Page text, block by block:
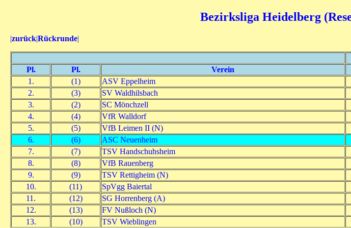
Bezirksliga Heidelberg
|zurück|Rückrunde|
Pl.
Pl. Verein
1.
(1) ASV Eppelheim
2.
(3) SV Waldhilsbach
3.
(2) SC Mönchzell
4.
(4) VfR Walldorf
5.
(5) VfB Leimen II (N)
6.
(6) ASC Neuenheim
7.
(7) TSV Handschuhsheim
8.
(8) VfB Rauenberg
9.
(9) TSV Rettigheim (N)
10.
(11) SpVgg Baiertal
11.
(12) SG Horrenberg (A)
12.
(13) FV Nußloch (N)
13.
(10) TSV Wieblingen